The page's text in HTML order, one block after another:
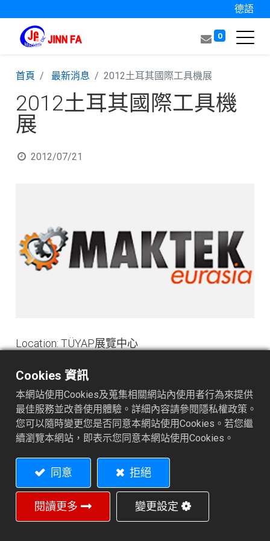
0
德語
首頁 最新消息 2012土耳其國際工具機展
2012土耳其國際工具機
展
2012/07/21
Location: TÜYAP展覽中心
展期: 2012/10/02~10/07
網站連結
Cookies 資訊
本網站使用Cookies及蒐集相關網站內使用者行為來提供
最佳服務並改善使用體驗。詳細內容請參閱隱私權政策。
您可以隨時變更您是否同意本網站使用Cookies。若您繼
續瀏覽本網站，即表示您同意本網站使用Cookies。
同意 拒絕
閱讀更多 變更設定